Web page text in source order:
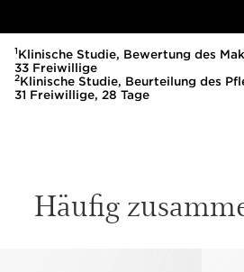
1Klinische Studie, Bewertung des
33 Freiwillige
2Klinische Studie, Beurteilung des
31 Freiwillige, 28 Tage
Häufig